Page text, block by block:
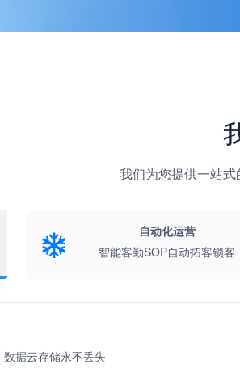
我们为您提供一站
自动化运营
智能客勤SOP自动拓客锁客
据云存储永不丢失